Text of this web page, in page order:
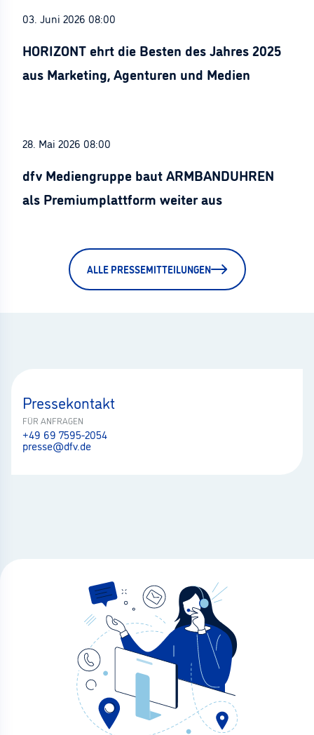
03. Juni 2026 08:00
HORIZONT ehrt die Besten des Jahres 2025
aus Marketing, Agenturen und Medien
28. Mai 2026 08:00
dfv Mediengruppe baut ARMBANDUHREN
als Premiumplattform weiter aus
ALLE PRESSEMITTEILUNGEN
Pressekontakt
FÜR ANFRAGEN
+49 69 7595-2054
presse@dfv.de